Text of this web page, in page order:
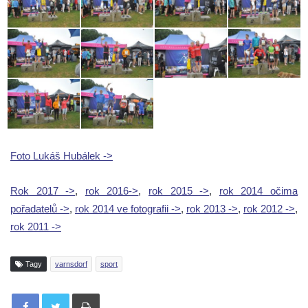
Foto Lukáš Hubálek ->
Rok 2017 ->, rok 2016->, rok 2015 ->, rok 2014 očima
pořadatelů ->, rok 2014 ve fotografii ->, rok 2013 ->, rok 2012 ->,
rok 2011 ->
Tagy varnsdorf sport
Tisknout